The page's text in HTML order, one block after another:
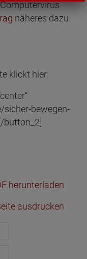
näheres dazu
klickt hier:
sicher-bewegen-
button_2]
herunterladen
ausdrucken